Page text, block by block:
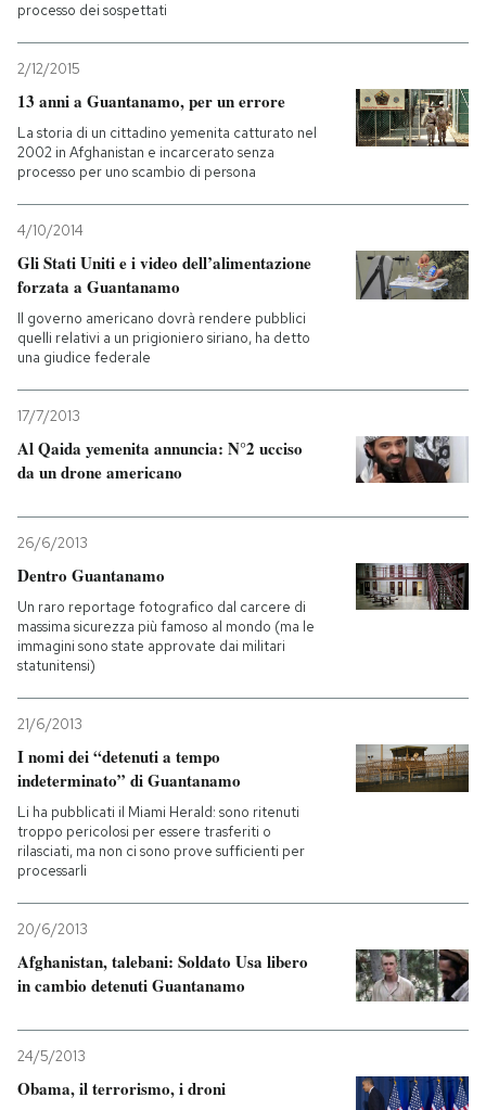
processo dei sospettati
2/12/2015
13 anni a Guantanamo, per un errore
La storia di un cittadino yemenita catturato nel
2002 in Afghanistan e incarcerato senza
processo per uno scambio di persona
4/10/2014
Gli Stati Uniti e i video dell’alimentazione
forzata a Guantanamo
Il governo americano dovrà rendere pubblici
quelli relativi a un prigioniero siriano, ha detto
una giudice federale
17/7/2013
Al Qaida yemenita annuncia: N°2 ucciso
da un drone americano
26/6/2013
Dentro Guantanamo
Un raro reportage fotografico dal carcere di
massima sicurezza più famoso al mondo (ma le
immagini sono state approvate dai militari
statunitensi)
21/6/2013
I nomi dei “detenuti a tempo
indeterminato” di Guantanamo
Li ha pubblicati il Miami Herald: sono ritenuti
troppo pericolosi per essere trasferiti o
rilasciati, ma non ci sono prove sufficienti per
processarli
20/6/2013
Afghanistan, talebani: Soldato Usa libero
in cambio detenuti Guantanamo
24/5/2013
Obama, il terrorismo, i droni